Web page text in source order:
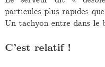
particules plus rapides
Un tachyon entre dans le
C’est relatif !